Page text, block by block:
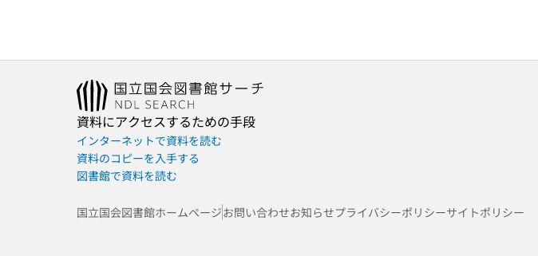
資料にアクセスするための手段
インターネットで資料を読む
資料のコピーを入手する
図書館で資料を読む
国立国会図書館ホームページお問い合わせお知らせプライバシーポリシーサイトポリシー